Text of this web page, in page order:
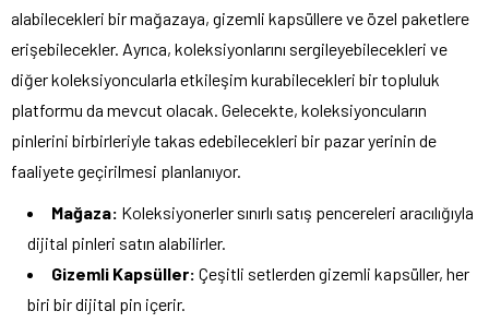
alabilecekleri bir mağazaya, gizemli kapsüllere ve özel paketlere
erişebilecekler. Ayrıca, koleksiyonlarını sergileyebilecekleri ve
diğer koleksiyoncularla etkileşim kurabilecekleri bir topluluk
platformu da mevcut olacak. Gelecekte, koleksiyoncuların
pinlerini birbirleriyle takas edebilecekleri bir pazar yerinin de
faaliyete geçirilmesi planlanıyor.
Mağaza: Koleksiyonerler sınırlı satış pencereleri aracılığıyla
dijital pinleri satın alabilirler.
Gizemli Kapsüller: Çeşitli setlerden gizemli kapsüller, her
biri bir dijital pin içerir.